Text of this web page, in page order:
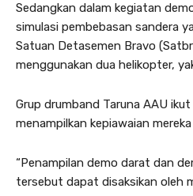
Sedangkan dalam kegiatan
simulasi pembebasan sandera
Satuan Detasemen Bravo
menggunakan dua helikopter,
Grup drumband Taruna AAU
menampilkan kepiawaian
“Penampilan demo darat dan
tersebut dapat disaksikan oleh